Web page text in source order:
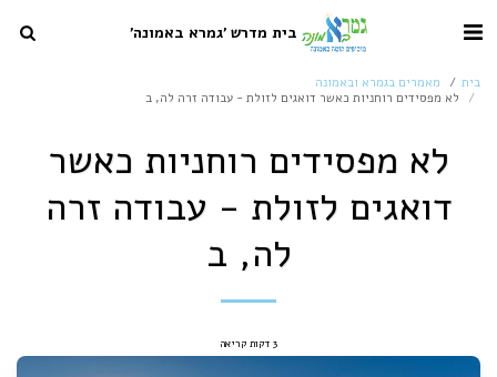
בית מדרש 'גמרא באמונה'
בית
מאמרים בגמרא ובאמונה
לא מפסידים רוחניות כאשר דואגים לזולת - עבודה זרה לה, ב
לא מפסידים רוחניות כאשר
דואגים לזולת - עבודה זרה
לה, ב
3 דקות קריאה